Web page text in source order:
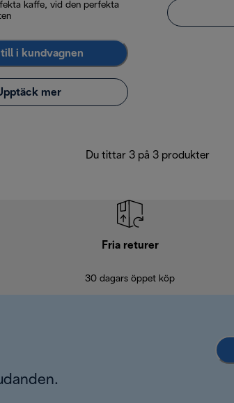
kaffe, vid den perfekta
till i kundvagnen
mer
Du tittar 3 på 3 produkter
Fria returer
30 dagars öppet köp